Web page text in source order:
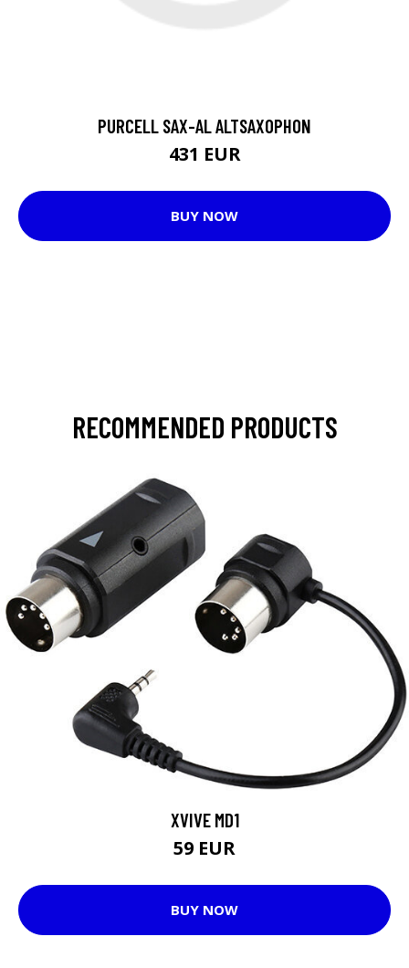
PURCELL SAX-AL ALTSAXOPHON
431 EUR
BUY NOW
RECOMMENDED PRODUCTS
XVIVE MD1
59 EUR
BUY NOW